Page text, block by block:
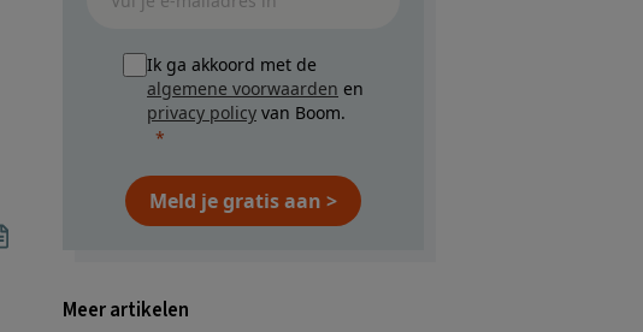
Ik ga akkoord met de
algemene voorwaarden en
privacy policy van Boom.
Meld je gratis aan >
Meer artikelen